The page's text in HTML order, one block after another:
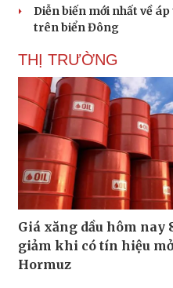
Diễn biến mới nhất về
trên biển Đông
THỊ TRƯỜNG
Giá xăng dầu hôm nay
giảm khi có tín hiệu
Hormuz